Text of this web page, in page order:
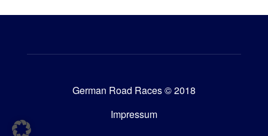
German Road Races © 2018
Impressum